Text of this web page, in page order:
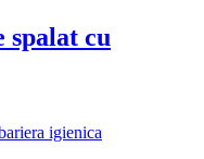
spalat cu